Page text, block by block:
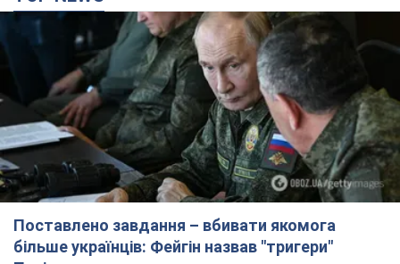
Поставлено завдання – вбивати якомога
більше українців: Фейгін назвав "тригери"